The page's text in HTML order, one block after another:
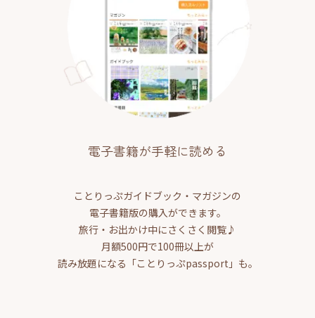
電子書籍が手軽に読める
ことりっぷガイドブック・マガジンの
電子書籍版の購入ができます。
旅行・お出かけ中にさくさく閲覧♪
月額500円で100冊以上が
読み放題になる「ことりっぷpassport」も。